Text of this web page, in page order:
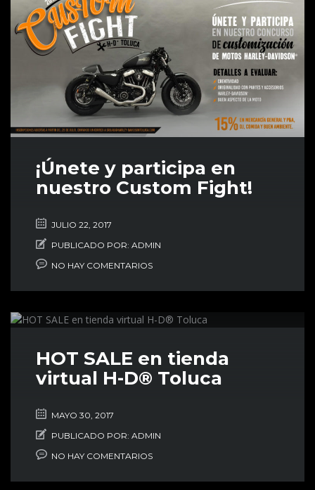
¡Únete y participa en
nuestro Custom Fight!
JULIO 22, 2017
PUBLICADO POR: ADMIN
NO HAY COMENTARIOS
HOT SALE en tienda
virtual H-D® Toluca
MAYO 30, 2017
PUBLICADO POR: ADMIN
NO HAY COMENTARIOS